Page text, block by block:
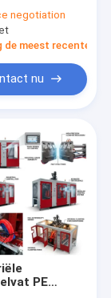
negotiation
de meest recente
nu
PE